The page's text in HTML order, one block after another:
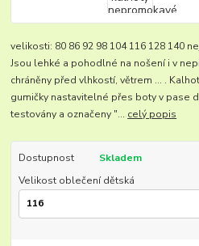
velikosti: 80 86 92 98 104 116 128 140
Jsou lehké a pohodlné na nošení i v
chráněny před vlhkostí, větrem ... .
gumičky nastavitelné přes boty v pase
testovány a označeny "... celý popis
Dostupnost
Skladem
Velikost oblečení dětská